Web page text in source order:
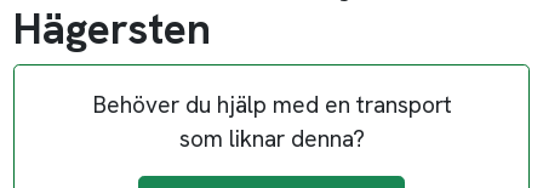
Hägersten
Behöver du hjälp med en transport
som liknar denna?